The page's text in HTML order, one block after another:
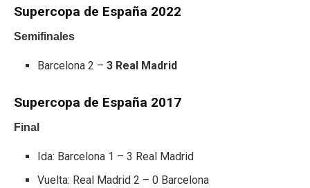
Supercopa de España 2022
Semifinales
Barcelona 2 – 3 Real Madrid
Supercopa de España 2017
Final
Ida: Barcelona 1 – 3 Real Madrid
Vuelta: Real Madrid 2 – 0 Barcelona